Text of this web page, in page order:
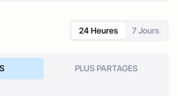
24 Heures 7 Jours
PLUS PARTAGES